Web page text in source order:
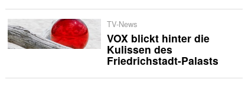
TV-News
VOX blickt hinter die
Kulissen des
Friedrichstadt-Palasts